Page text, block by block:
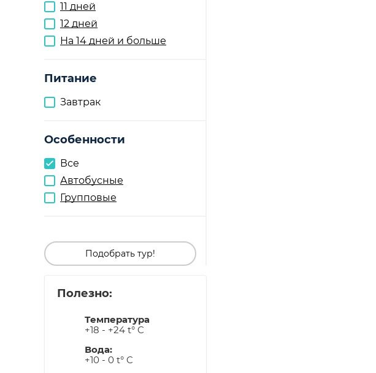
11 дней
12 дней
На 14 дней и больше
Питание
Завтрак
Особенности
Все
Автобусные
Групповые
Подобрать тур!
Полезно:
Температура
+18 - +24 t° C
Вода:
+10 - 0 t° C